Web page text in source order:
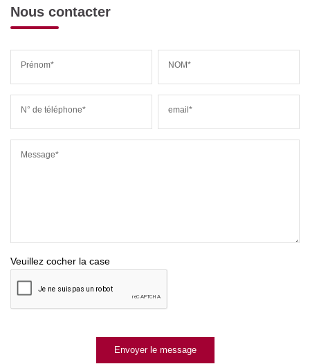
Nous contacter
Prénom* NOM*
N° de téléphone* email*
Message*
Veuillez cocher la case
Envoyer le message